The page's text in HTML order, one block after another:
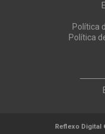
Política
Política
Reflexo Digital